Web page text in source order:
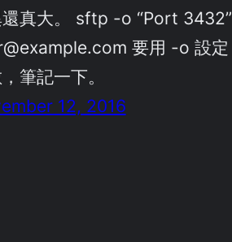
還真大。 sftp -o “Port 3432”
要用 -o 設定
筆記一下。
12, 2016